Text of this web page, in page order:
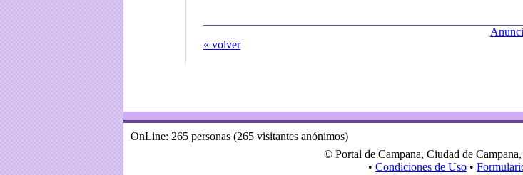
« volver
OnLine: 265 personas (265 visitantes anónimos)
© Portal de Campana, Ciudad de
• Condiciones de Uso •